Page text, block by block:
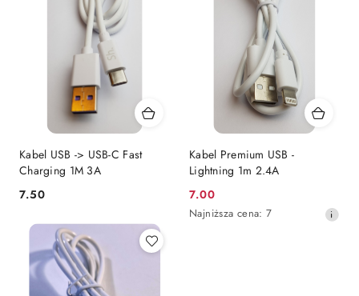
Kabel USB -> USB-C Fast
Charging 1M 3A
Cena:
7.50
Kabel Premium USB -
Lightning 1m 2.4A
Cena
promocyjna:
7.00
Najniższa
Najniższa cena: 7